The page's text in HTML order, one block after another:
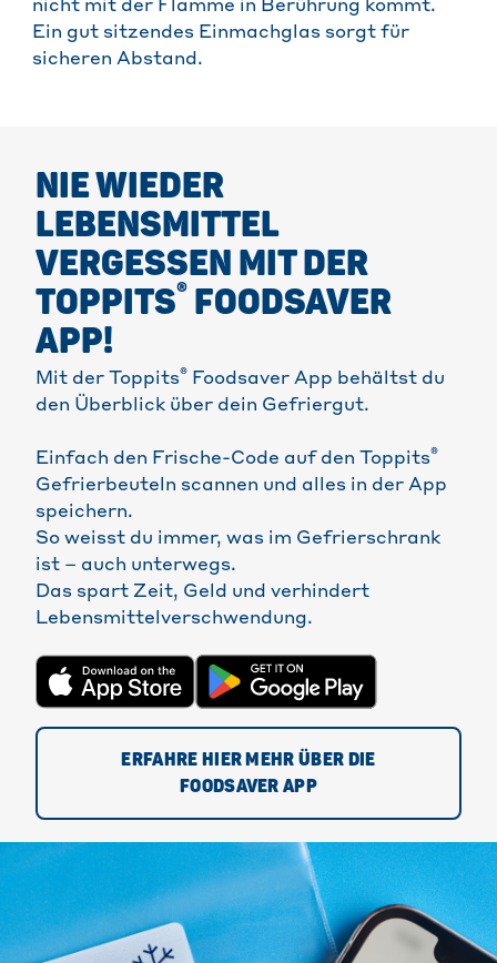
nicht mit der Flamme in Berührung kommt.
Ein gut sitzendes Einmachglas sorgt für
sicheren Abstand.
NIE WIEDER
LEBENSMITTEL
VERGESSEN MIT DER
TOPPITS® FOODSAVER
APP!
Mit der Toppits® Foodsaver App behältst du
den Überblick über dein Gefriergut.
Einfach den Frische-Code auf den Toppits®
Gefrierbeuteln scannen und alles in der App
speichern.
So weisst du immer, was im Gefrierschrank
ist – auch unterwegs.
Das spart Zeit, Geld und verhindert
Lebensmittelverschwendung.
ERFAHRE HIER MEHR ÜBER DIE
FOODSAVER APP